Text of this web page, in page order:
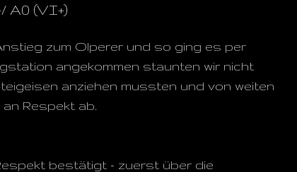
A0 (VI+)
zum Olperer und so ging es per
angekommen staunten wir nicht
anziehen mussten und von weiten
Respekt ab.
bestätigt - zuerst über die